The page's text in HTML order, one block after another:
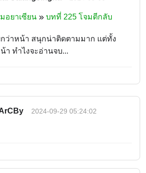
อยาเซียน บทที่ 225 โจมตีกลับ
กว่าหน้า สนุกน่าติดตามมาก แต่ทั้ง
า ทำไงจะอ่านจบ...
2024-09-29 05:24:02